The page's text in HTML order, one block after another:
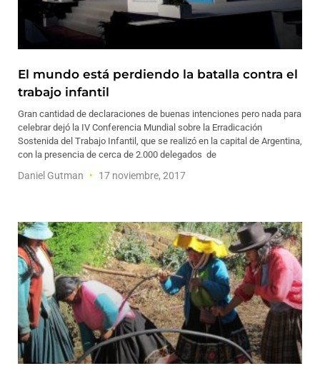
El mundo está perdiendo la batalla contra el
trabajo infantil
Gran cantidad de declaraciones de buenas intenciones pero nada para
celebrar dejó la IV Conferencia Mundial sobre la Erradicación
Sostenida del Trabajo Infantil, que se realizó en la capital de Argentina,
con la presencia de cerca de 2.000 delegados de
Daniel Gutman 17 noviembre, 2017